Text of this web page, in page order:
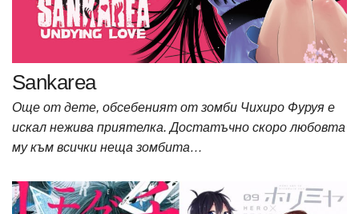
Sankarea
Още от дете, обсебеният от зомби Чихиро Фуруя е
искал нежива приятелка. Достатъчно скоро любовта
му към всички неща зомбита…